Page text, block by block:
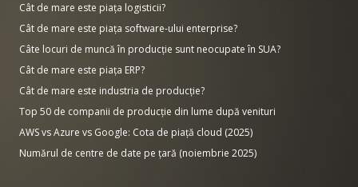
Cât de mare este piața logisticii?
Cât de mare este piața software-ului enterprise?
Câte locuri de muncă în producție sunt neocupate în SUA?
Cât de mare este piața ERP?
Cât de mare este industria de producție?
Top 50 de companii de producție din lume după venituri
AWS vs Azure vs Google: Cota de piață cloud (2025)
Numărul de centre de date pe țară (noiembrie 2025)